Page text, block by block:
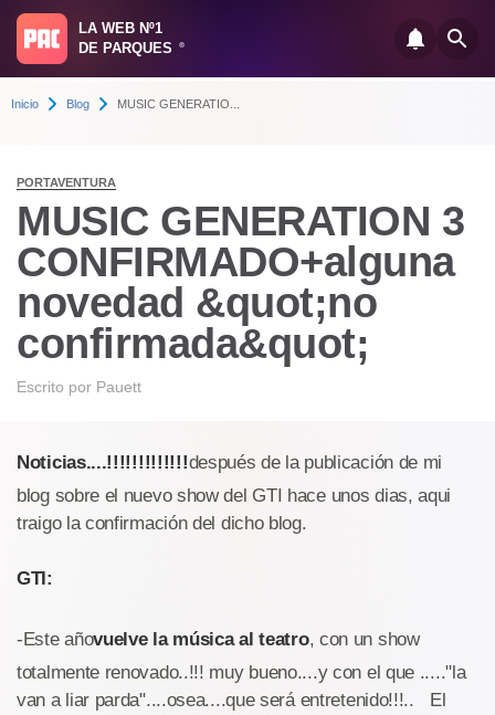
LA WEB Nº1
DE PARQUES
®
Inicio Blog MUSIC GENERATIO...
PORTAVENTURA
MUSIC GENERATION 3
CONFIRMADO+alguna
novedad &quot;no
confirmada&quot;
Escrito por Pauett
Noticias....!!!!!!!!!!!!!después de la publicación de mi
blog sobre el nuevo show del GTI hace unos dias, aqui
traigo la confirmación del dicho blog.
GTI:
-Este añovuelve la música al teatro, con un show
totalmente renovado..!!! muy bueno....y con el que ....."la
van a liar parda"....osea....que será entretenido!!!.. El